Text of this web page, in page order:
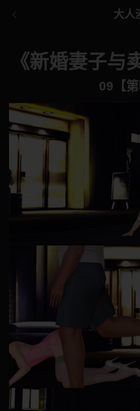
大人
《新婚妻子与
09【第